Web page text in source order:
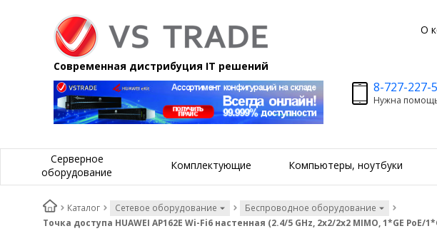
О
Современная дистрибуция IT решений
8-727-227-
Нужна
Серверное
оборудование
Комплектующие Компьютеры, ноутбуки
Каталог Сетевое оборудование
Беспроводное оборудование
Точка доступа HUAWEI AP162E Wi-Fi6 настенная (2.4/5 GHz, 2x2/2x2 MIMO, 1*GE PoE/